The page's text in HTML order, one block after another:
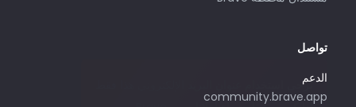
تواصل
الدعم
community.brave.app
يُرجى استخدام عنوان البريد الإلكتروني هذا فقط